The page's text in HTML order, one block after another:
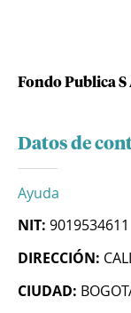
Fondo Publica S
Datos de
Ayuda
NIT: 9019534611
DIRECCIÓN:
CIUDAD: